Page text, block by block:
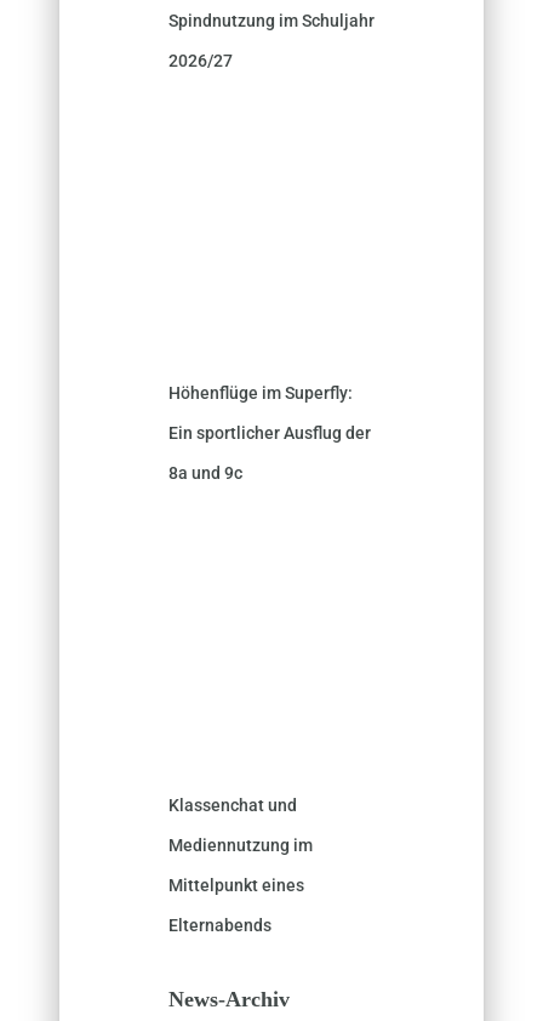
Spindnutzung im Schuljahr
2026/27
Höhenflüge im Superfly:
Ein sportlicher Ausflug der
8a und 9c
Klassenchat und
Mediennutzung im
Mittelpunkt eines
Elternabends
News-Archiv